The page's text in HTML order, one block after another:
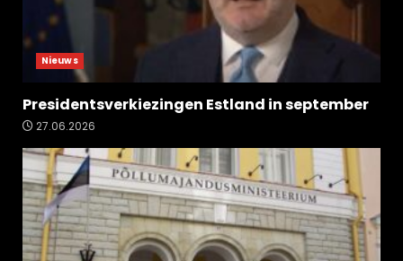
Nieuws
Presidentsverkiezingen Estland in september
27.06.2026